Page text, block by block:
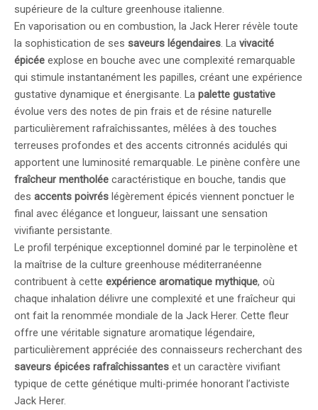
supérieure de la culture greenhouse italienne.
En vaporisation ou en combustion, la Jack Herer révèle toute
la sophistication de ses saveurs légendaires. La vivacité
épicée explose en bouche avec une complexité remarquable
qui stimule instantanément les papilles, créant une expérience
gustative dynamique et énergisante. La palette gustative
évolue vers des notes de pin frais et de résine naturelle
particulièrement rafraîchissantes, mêlées à des touches
terreuses profondes et des accents citronnés acidulés qui
apportent une luminosité remarquable. Le pinène confère une
fraîcheur mentholée caractéristique en bouche, tandis que
des accents poivrés légèrement épicés viennent ponctuer le
final avec élégance et longueur, laissant une sensation
vivifiante persistante.
Le profil terpénique exceptionnel dominé par le terpinolène et
la maîtrise de la culture greenhouse méditerranéenne
contribuent à cette expérience aromatique mythique, où
chaque inhalation délivre une complexité et une fraîcheur qui
ont fait la renommée mondiale de la Jack Herer. Cette fleur
offre une véritable signature aromatique légendaire,
particulièrement appréciée des connaisseurs recherchant des
saveurs épicées rafraîchissantes et un caractère vivifiant
typique de cette génétique multi-primée honorant l’activiste
Jack Herer.